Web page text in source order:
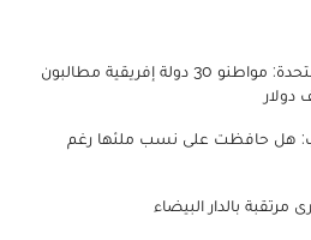
تأشيرة الدخول للولايات المتحدة: مواطنو 30 دولة إفريقية مطالبون
هل حافظت على نسب ملئها رغم
بالدار البيضاء